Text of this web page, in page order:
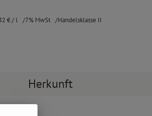
€/ l 7% MwSt Handelsklasse II
Herkunft